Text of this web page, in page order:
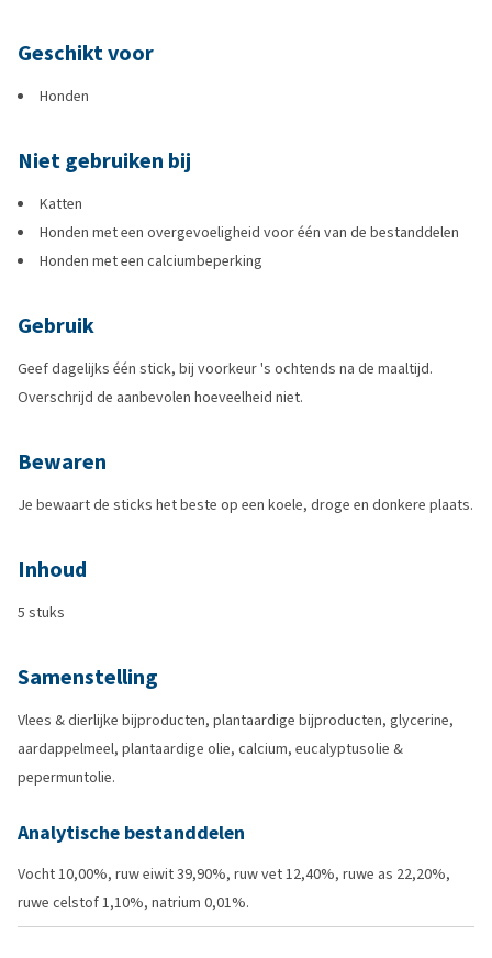
Geschikt voor
Honden
Niet gebruiken bij
Katten
Honden met een overgevoeligheid voor één van de bestanddelen
Honden met een calciumbeperking
Gebruik
Geef dagelijks één stick, bij voorkeur 's ochtends na de maaltijd.
Overschrijd de aanbevolen hoeveelheid niet.
Bewaren
Je bewaart de sticks het beste op een koele, droge en donkere plaats.
Inhoud
5 stuks
Samenstelling
Vlees & dierlijke bijproducten, plantaardige bijproducten, glycerine,
aardappelmeel, plantaardige olie, calcium, eucalyptusolie &
pepermuntolie.
Analytische bestanddelen
Vocht 10,00%, ruw eiwit 39,90%, ruw vet 12,40%, ruwe as 22,20%,
ruwe celstof 1,10%, natrium 0,01%.